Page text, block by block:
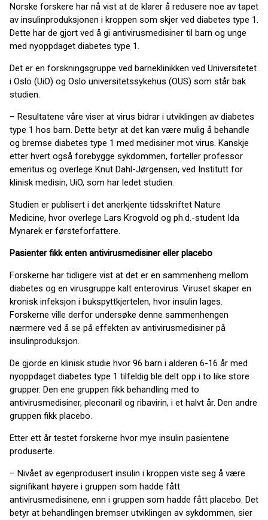
Norske forskere har nå vist at de klarer å redusere noe av tapet
av insulinproduksjonen i kroppen som skjer ved diabetes type 1.
Dette har de gjort ved å gi antivirusmedisiner til barn og unge
med nyoppdaget diabetes type 1.
Det er en forskningsgruppe ved barneklinikken ved Universitetet
i Oslo (UiO) og Oslo universitetssykehus (OUS) som står bak
studien.
– Resultatene våre viser at virus bidrar i utviklingen av diabetes
type 1 hos barn. Dette betyr at det kan være mulig å behandle
og bremse diabetes type 1 med medisiner mot virus. Kanskje
etter hvert også forebygge sykdommen, forteller professor
emeritus og overlege Knut Dahl-Jørgensen, ved Institutt for
klinisk medisin, UiO, som har ledet studien.
Studien er publisert i det anerkjente tidsskriftet Nature
Medicine, hvor overlege Lars Krogvold og ph.d.-student Ida
Mynarek er førsteforfattere.
Pasienter fikk enten antivirusmedisiner eller placebo
Forskerne har tidligere vist at det er en sammenheng mellom
diabetes og en virusgruppe kalt enterovirus. Viruset skaper en
kronisk infeksjon i bukspyttkjertelen, hvor insulin lages.
Forskerne ville derfor undersøke denne sammenhengen
nærmere ved å se på effekten av antivirusmedisiner på
insulinproduksjon.
De gjorde en klinisk studie hvor 96 barn i alderen 6-16 år med
nyoppdaget diabetes type 1 tilfeldig ble delt opp i to like store
grupper. Den ene gruppen fikk behandling med to
antivirusmedisiner, pleconaril og ribavirin, i et halvt år. Den andre
gruppen fikk placebo.
Etter ett år testet forskerne hvor mye insulin pasientene
produserte.
– Nivået av egenprodusert insulin i kroppen viste seg å være
signifikant høyere i gruppen som hadde fått
antivirusmedisinene, enn i gruppen som hadde fått placebo. Det
betyr at behandlingen bremser utviklingen av sykdommen, sier